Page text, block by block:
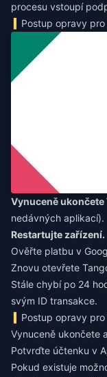
procesu vstoupí
Postup opravy
Vynuceně ukončete
nedávných aplikací).
Restartujte zařízení.
Ověřte platbu v
Znovu otevřete
Stále chybí po 24
svým ID transakce.
Postup opravy
Vynuceně ukončete
Potvrďte účtenku v
Pokud existuje